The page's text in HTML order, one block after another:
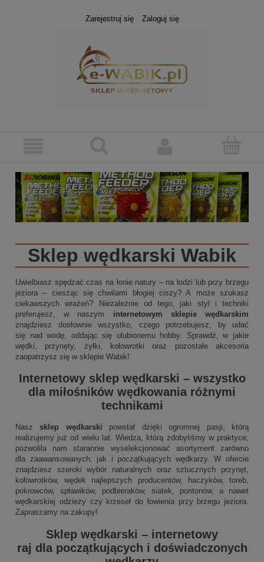
Zarejestruj się Zaloguj się
Sklep wędkarski Wabik
Uwielbiasz spędzać czas na łonie natury – na łodzi lub przy brzegu
jeziora – ciesząc się chwilami błogiej ciszy? A może szukasz
ciekawszych wrażeń? Niezależnie od tego, jaki styl i techniki
preferujesz, w naszym internetowym sklepie wędkarskim
znajdziesz dosłownie wszystko, czego potrzebujesz, by udać
się nad wodę, oddając się ulubionemu hobby. Sprawdź, w jakie
wędki, przynęty, żyłki, kołowrotki oraz pozostałe akcesoria
zaopatrzysz się w sklepie Wabik!
Internetowy sklep wędkarski – wszystko
dla miłośników wędkowania różnymi
technikami
Naszsklep wędkarski powstał dzięki ogromnej pasji, którą
realizujemy już od wielu lat. Wiedza, którą zdobyliśmy w praktyce,
pozwoliła nam starannie wyselekcjonować asortyment zarówno
dla zaawansowanych, jak i początkujących wędkarzy. W ofercie
znajdziesz szeroki wybór naturalnych oraz sztucznych przynęt,
kołowrotków, wędek najlepszych producentów, haczyków, toreb,
pokrowców, spławików, podbieraków, siatek, pontonów, a nawet
wędkarskiej odzieży czy krzeseł do łowienia przy brzegu jeziora.
Zapraszamy na zakupy!
Sklep wędkarski – internetowy
raj dla początkujących i doświadczonych